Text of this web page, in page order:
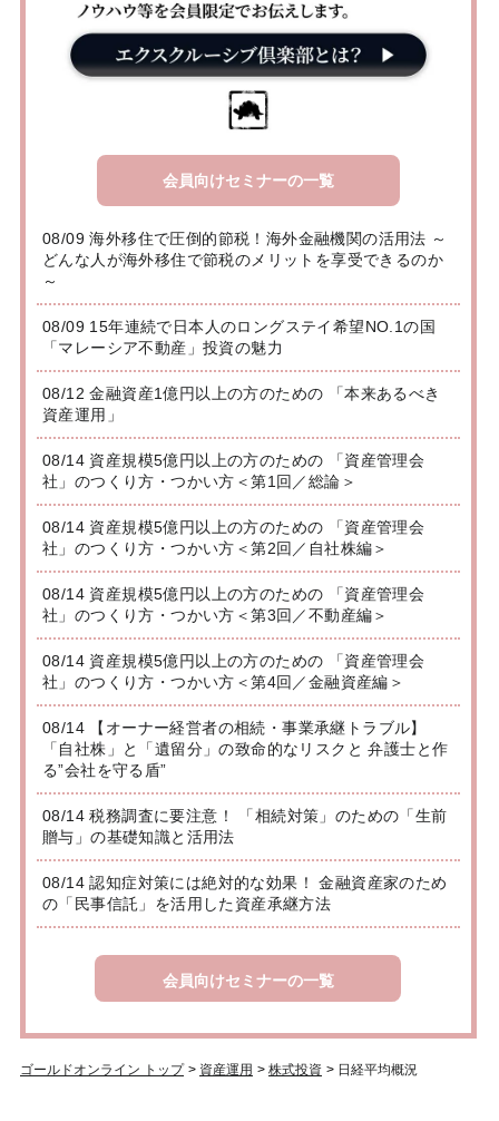
会員向けセミナーの一覧
08/09 海外移住で圧倒的節税！海外金融機関の活用法 ～
どんな人が海外移住で節税のメリットを享受できるのか
～
08/09 15年連続で日本人のロングステイ希望NO.1の国
「マレーシア不動産」投資の魅力
08/12 金融資産1億円以上の方のための 「本来あるべき
資産運用」
08/14 資産規模5億円以上の方のための 「資産管理会
社」のつくり方・つかい方＜第1回／総論＞
08/14 資産規模5億円以上の方のための 「資産管理会
社」のつくり方・つかい方＜第2回／自社株編＞
08/14 資産規模5億円以上の方のための 「資産管理会
社」のつくり方・つかい方＜第3回／不動産編＞
08/14 資産規模5億円以上の方のための 「資産管理会
社」のつくり方・つかい方＜第4回／金融資産編＞
08/14 【オーナー経営者の相続・事業承継トラブル】
「自社株」と「遺留分」の致命的なリスクと 弁護士と作
る”会社を守る盾”
08/14 税務調査に要注意！ 「相続対策」のための「生前
贈与」の基礎知識と活用法
08/14 認知症対策には絶対的な効果！ 金融資産家のため
の「民事信託」を活用した資産承継方法
会員向けセミナーの一覧
ゴールドオンライン トップ > 資産運用 > 株式投資 > 日経平均概況